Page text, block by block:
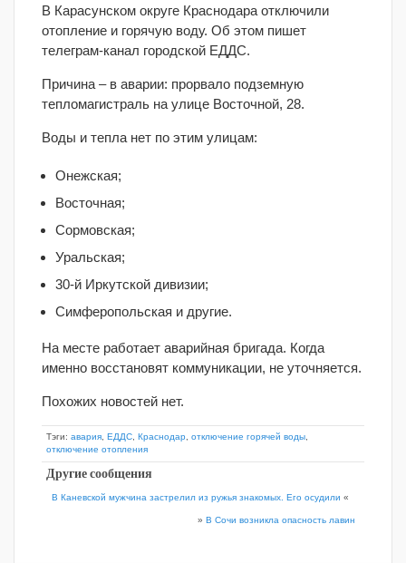
В Карасунском округе Краснодара отключили
отопление и горячую воду. Об этом пишет
телеграм-канал городской ЕДДС.
Причина – в аварии: прорвало подземную
тепломагистраль на улице Восточной, 28.
Воды и тепла нет по этим улицам:
Онежская;
Восточная;
Сормовская;
Уральская;
30-й Иркутской дивизии;
Симферопольская и другие.
На месте работает аварийная бригада. Когда
именно восстановят коммуникации, не уточняется.
Похожих новостей нет.
Тэги: авария ЕДДС Краснодар отключение горячей воды
отключение отопления
Другие сообщения
В Каневской мужчина застрелил из ружья знакомых. Его осудили «
» В Сочи возникла опасность лавин